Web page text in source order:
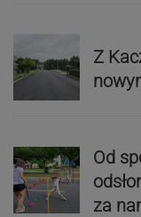
Z
Od
za